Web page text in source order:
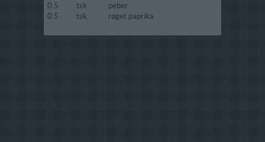
0.5
tsk.
peber
0.5
tsk. røget paprika